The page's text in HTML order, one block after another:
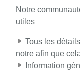
Notre
utiles
Tous les
notre afin que
Information